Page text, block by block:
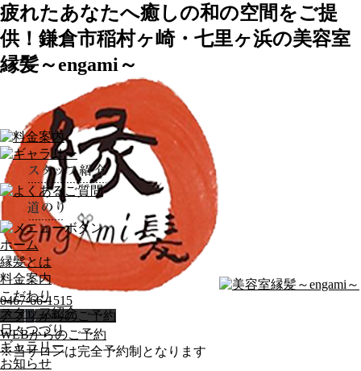
疲れたあなたへ癒しの和の空間をご提
供！鎌倉市稲村ヶ崎・七里ヶ浜の美容室
縁髪～engami～
0467-66-1515
アプリからのご予約
WEBからのご予約
※当サロンは完全予約制となります
ホーム
縁髪とは
料金案内
こだわり
スタッフ紹介
日々つづり
ギャラリー
お知らせ